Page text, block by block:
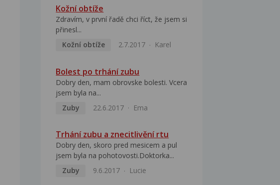
Kožní obtíže
Zdravím, v první řadě chci říct, že jsem si
přinesl...
Kožní obtíže
2.7.2017 Karel
Bolest po trhání zubu
Dobry den, mam obrovske bolesti. Vcera
jsem byla na...
Zuby
22.6.2017 Ema
Trhání zubu a znecitlivění rtu
Dobry den, skoro pred mesicem a pul
jsem byla na pohotovosti.Doktorka...
Zuby
9.6.2017 Lucie